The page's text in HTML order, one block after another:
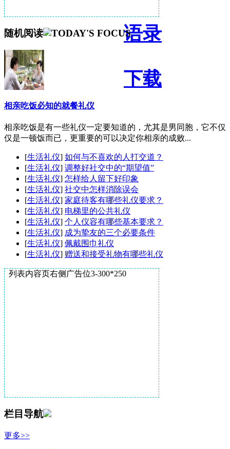
语录
下载
随机阅读
相亲吃饭必知的就餐礼仪
相亲吃饭是有一些礼仪一定要知道的，尤其是男同胞，它不仅
仅是一顿饭而已，更重要的可以决定你相亲的成败...
[生活礼仪] 如何与不喜欢的人打交道？
[生活礼仪] 调整好社交中的“期望值”
[生活礼仪] 怎样给人留下好印象
[生活礼仪] 社交中怎样消除误会
[生活礼仪] 家庭待客有哪些礼仪要求？
[生活礼仪] 电梯里的公共礼仪
[生活礼仪] 个人仪容有哪些基本要求？
[生活礼仪] 成为挚友的三个必要条件
[生活礼仪] 佩戴围巾礼仪
[生活礼仪] 赠送和接受礼物有哪些礼仪
列表内容页右侧广告位3-300*250
栏目导航
更多>>